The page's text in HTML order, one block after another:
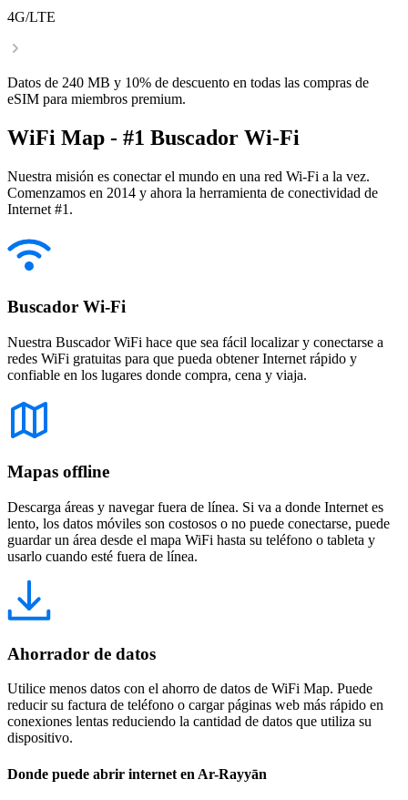
4G/LTE
Datos de 240 MB y 10% de descuento en todas las compras de
eSIM para miembros premium.
WiFi Map - #1 Buscador Wi-Fi
Nuestra misión es conectar el mundo en una red Wi-Fi a la vez.
Comenzamos en 2014 y ahora la herramienta de conectividad de
Internet #1.
Buscador Wi-Fi
Nuestra Buscador WiFi hace que sea fácil localizar y conectarse a
redes WiFi gratuitas para que pueda obtener Internet rápido y
confiable en los lugares donde compra, cena y viaja.
Mapas offline
Descarga áreas y navegar fuera de línea. Si va a donde Internet es
lento, los datos móviles son costosos o no puede conectarse, puede
guardar un área desde el mapa WiFi hasta su teléfono o tableta y
usarlo cuando esté fuera de línea.
Ahorrador de datos
Utilice menos datos con el ahorro de datos de WiFi Map. Puede
reducir su factura de teléfono o cargar páginas web más rápido en
conexiones lentas reduciendo la cantidad de datos que utiliza su
dispositivo.
Donde puede abrir internet en Ar-Rayyān